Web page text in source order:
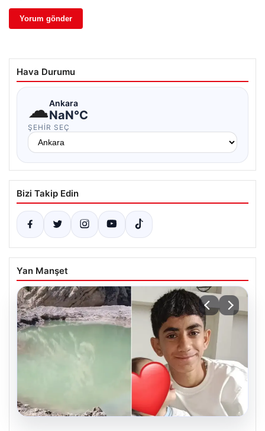
Hava Durumu
☁Ankara
NaN°C
ŞEHIR SEÇ
Bizi Takip Edin
Yan Manşet